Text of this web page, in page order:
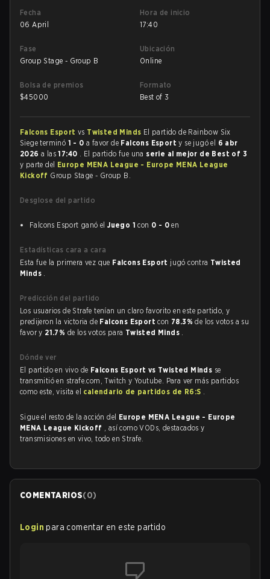
Fecha
06 April
Hora de inicio
17:40
Fase
Group Stage - Group B
Ubicación
Online
Bolsa de premios
$45000
Formato
Best of 3
Falcons Esport vs Twisted Minds El partido de Rainbow Six
Siege terminó 1 - 0 a favor de Falcons Esporty se jugó el 6 abr
2026 a las17:40 . El partido fue una serie al mejor de Best of 3
y parte del Europe MENA League - Europe MENA League
Kickoff Group Stage - Group B.
Desglose del partido
Falcons Esport ganó elJuego 1 con 0 - 0 en
Estadísticas cara a cara
Esta fue la primera vez que Falcons Esport jugó contra Twisted
Minds .
Predicción del partido
Los usuarios de Strafe tenían un claro favorito en este partido, y
predijeron la victoria de Falcons Esportcon 78.3%de los votos a su
favor y 21.7% de los votos para Twisted Minds .
Dónde ver
El partido en vivo de Falcons Esport vs Twisted Minds se
transmitió en strafe.com, Twitch y Youtube. Para ver más partidos
como este, visita el calendario de partidos de R6:S .
Sigue el resto de la acción del Europe MENA League - Europe
MENA League Kickoff , así como VODs, destacados y
transmisiones en vivo, todo en Strafe.
COMENTARIOS(0)
Login para comentar en este partido